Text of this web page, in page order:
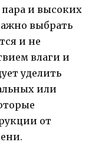
и высоких
выбрать
и не
влаги и
уделить
или
от